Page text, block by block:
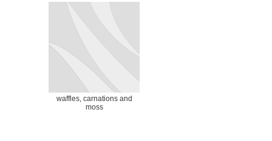
waffles, carnations and
moss